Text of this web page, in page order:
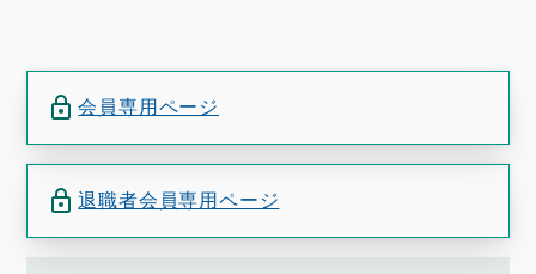
会員専用ページ
退職者会員専用ページ